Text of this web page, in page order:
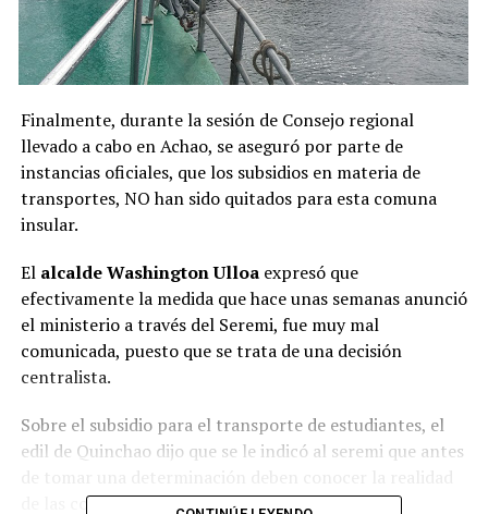
Finalmente, durante la sesión de Consejo regional
llevado a cabo en Achao, se aseguró por parte de
instancias oficiales, que los subsidios en materia de
transportes, NO han sido quitados para esta comuna
insular.
El alcalde Washington Ulloaexpresó que
efectivamente la medida que hace unas semanas anunció
el ministerio a través del Seremi, fue muy mal
comunicada, puesto que se trata de una decisión
centralista.
Sobre el subsidio para el transporte de estudiantes, el
edil de Quinchao dijo que se le indicó al seremi que antes
de las comunidades que habitan en esas zonas